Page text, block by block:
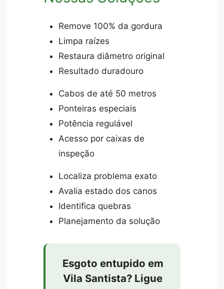
Remove 100% da gordura
Limpa raízes
Restaura diâmetro original
Resultado duradouro
Cabos de até 50 metros
Ponteiras especiais
Potência regulável
Acesso por caixas de
inspeção
Localiza problema exato
Avalia estado dos canos
Identifica quebras
Planejamento da solução
Esgoto entupido em
Vila Santista? Ligue